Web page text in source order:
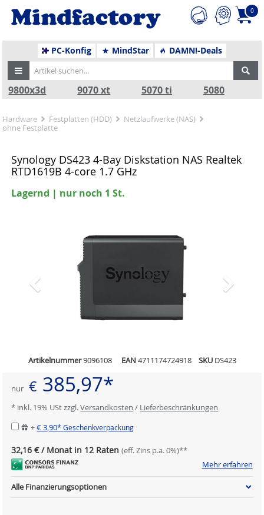
0
PC-Konfig MindStar DAMN!-Deals
9800x3d 9070 xt 5070 ti 5080
Hardware Festplatten (HDD)
Netzlaufwerke (NAS)
ohne Festplatte
Synology DS423 4-Bay Diskstation NAS Realtek
RTD1619B 4-core 1.7 GHz
Lagernd | nur noch 1 St.
Artikelnummer9096108 EAN 4711174724918 SKU DS423
nur € 385,97*
* inkl. 19% USt zzgl.Versandkosten / Lieferbeschränkungen
+€ 3,90*Geschenkverpackung
32,16 € / Monat in 12 Raten (eff. Zins p.a. 0%)**
Mehr erfahren
Alle Finanzierungsoptionen